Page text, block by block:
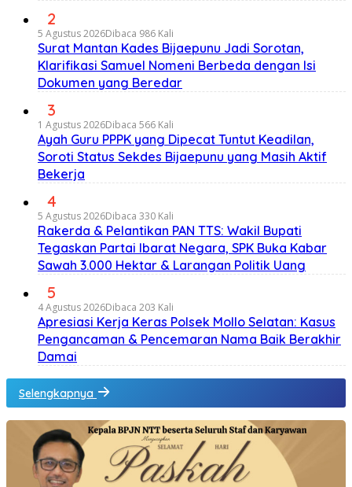
2
5 Agustus 2026Dibaca 986 Kali
Surat Mantan Kades Bijaepunu Jadi Sorotan,
Klarifikasi Samuel Nomeni Berbeda dengan Isi
Dokumen yang Beredar
3
1 Agustus 2026Dibaca 566 Kali
Ayah Guru PPPK yang Dipecat Tuntut Keadilan,
Soroti Status Sekdes Bijaepunu yang Masih Aktif
Bekerja
4
5 Agustus 2026Dibaca 330 Kali
Rakerda & Pelantikan PAN TTS: Wakil Bupati
Tegaskan Partai Ibarat Negara, SPK Buka Kabar
Sawah 3.000 Hektar & Larangan Politik Uang
5
4 Agustus 2026Dibaca 203 Kali
Apresiasi Kerja Keras Polsek Mollo Selatan: Kasus
Pengancaman & Pencemaran Nama Baik Berakhir
Damai
Selengkapnya